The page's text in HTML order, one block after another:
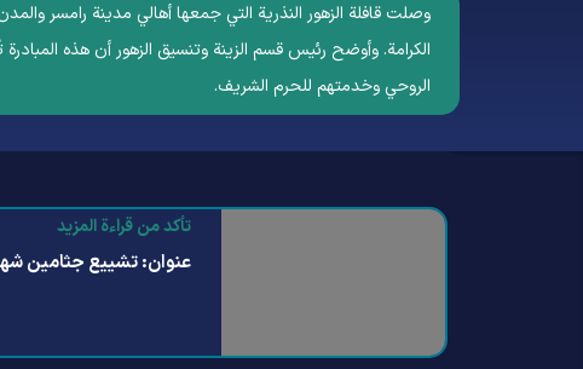
وصلت قافلة الزهور النذرية التي جمعها أهالي مدينة رامسر
الكرامة. وأوضح رئيس قسم الزينة وتنسيق الزهور أن هذه
الروحي وخدمتهم للحرم الشريف.
تأكد من قراءة المزيد
عنوان: تشييع جثامين